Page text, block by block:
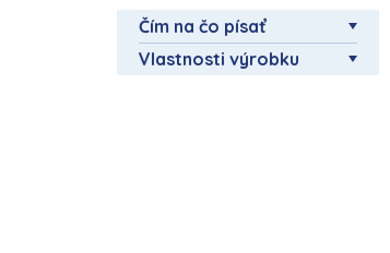
Čím na čo písať
Vlastnosti výrobku